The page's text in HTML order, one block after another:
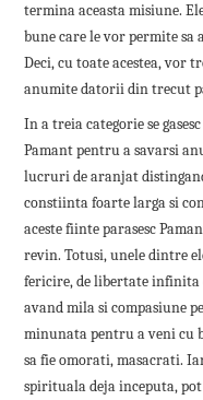
termina aceasta misiune.
bune care le vor permite
Deci, cu toate acestea, vor
anumite datorii din trecut
In a treia categorie se
Pamant pentru a savarsi
lucruri de aranjat
constiinta foarte larga si
aceste fiinte parasesc
revin. Totusi, unele dintre
fericire, de libertate infinita
avand mila si compasiune
minunata pentru a veni cu
sa fie omorati, masacrati.
spirituala deja inceputa,